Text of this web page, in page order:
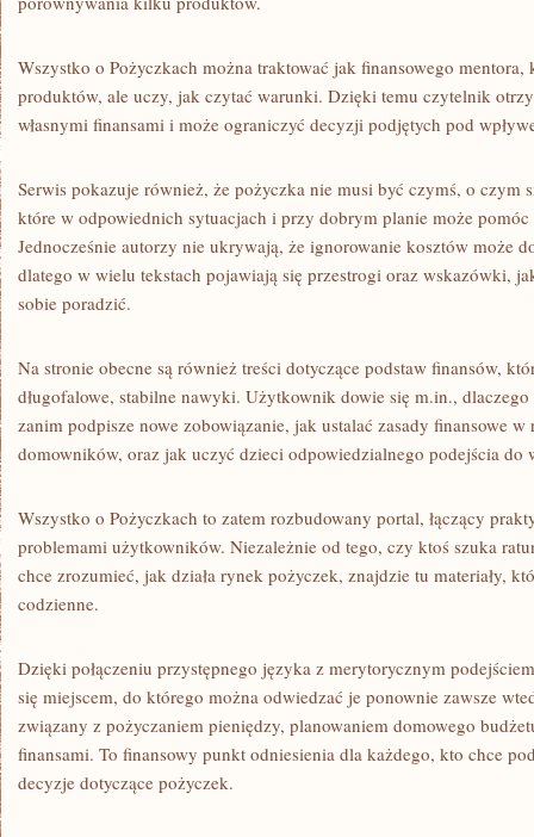
Wszystko o Pożyczkach można traktować jak finansowego mentora,
produktów, ale uczy, jak czytać warunki. Dzięki temu czytelnik
własnymi finansami i może ograniczyć decyzji podjętych pod
Serwis pokazuje również, że pożyczka nie musi być czymś, o czym
które w odpowiednich sytuacjach i przy dobrym planie może pomóc
Jednocześnie autorzy nie ukrywają, że ignorowanie kosztów może
dlatego w wielu tekstach pojawiają się przestrogi oraz wskazówki,
sobie poradzić.
Na stronie obecne są również treści dotyczące podstaw finansów,
długofalowe, stabilne nawyki. Użytkownik dowie się m.in.,
zanim podpisze nowe zobowiązanie, jak ustalać zasady finansowe
domowników, oraz jak uczyć dzieci odpowiedzialnego podejścia do
Wszystko o Pożyczkach to zatem rozbudowany portal, łączący
problemami użytkowników. Niezależnie od tego, czy ktoś szuka
chce zrozumieć, jak działa rynek pożyczek, znajdzie tu materiały,
codzienne.
Dzięki połączeniu przystępnego języka z merytorycznym
się miejscem, do którego można odwiedzać je ponownie zawsze
związany z pożyczaniem pieniędzy, planowaniem domowego
finansami. To finansowy punkt odniesienia dla każdego, kto chce
decyzje dotyczące pożyczek.